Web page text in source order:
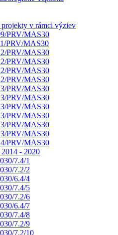
projekty v rámci výziev
PRV/MAS30
PRV/MAS30
PRV/MAS30
PRV/MAS30
PRV/MAS30
PRV/MAS30
PRV/MAS30
PRV/MAS30
PRV/MAS30
PRV/MAS30
PRV/MAS30
PRV/MAS30
PRV/MAS30
- 2020
7.4/1
7.2/2
6.4/4
7.4/5
7.2/6
6.4/7
7.4/8
7.2/9
7.2/10